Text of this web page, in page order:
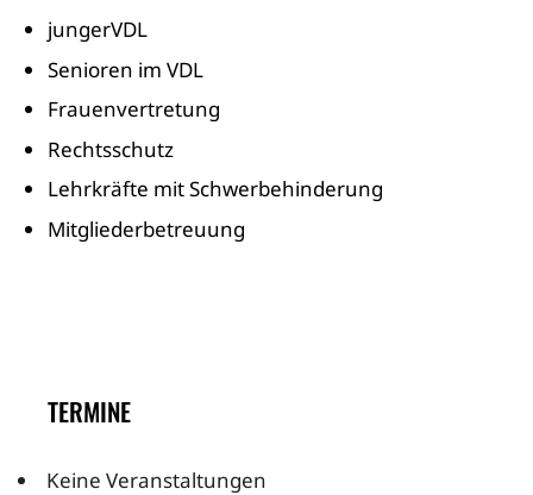
jungerVDL
Senioren im VDL
Frauenvertretung
Rechtsschutz
Lehrkräfte mit Schwerbehinderung
Mitgliederbetreuung
TERMINE
Keine Veranstaltungen